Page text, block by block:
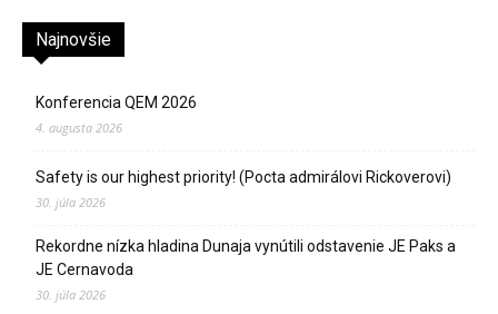
Najnovšie
Konferencia QEM 2026
4. augusta 2026
Safety is our highest priority! (Pocta admirálovi Rickoverovi)
30. júla 2026
Rekordne nízka hladina Dunaja vynútili odstavenie JE Paks a
JE Cernavoda
30. júla 2026